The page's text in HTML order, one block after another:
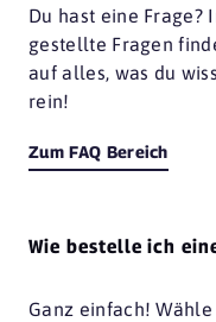
Du hast eine Frage?
gestellte Fragen
auf alles, was du
rein!
Zum FAQ Bereich
Wie bestelle ich
Ganz einfach!